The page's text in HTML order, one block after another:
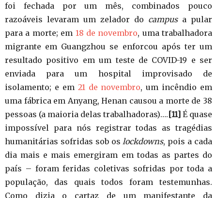
foi fechada por um mês, combinados pouco
razoáveis levaram um zelador do campusa pular
para a morte; em 18 de novembro, uma trabalhadora
migrante em Guangzhou se enforcou após ter um
resultado positivo em um teste de COVID-19 e ser
enviada para um hospital improvisado de
isolamento; e em 21 de novembro, um incêndio em
uma fábrica em Anyang, Henan causou a morte de 38
pessoas (a maioria delas trabalhadoras)…. [11] É quase
impossível para nós registrar todas as tragédias
humanitárias sofridas sob oslockdowns, pois a cada
dia mais e mais emergiram em todas as partes do
país – foram feridas coletivas sofridas por toda a
população, das quais todos foram testemunhas.
Como dizia o cartaz de um manifestante da